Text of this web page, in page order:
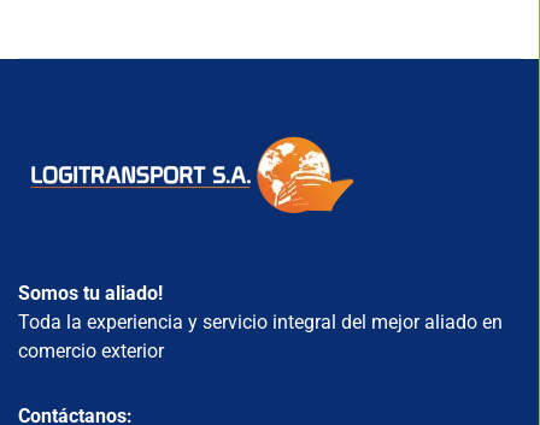
Somos tu aliado!
Toda la experiencia y servicio integral del mejor aliado en
comercio exterior
Contáctanos: